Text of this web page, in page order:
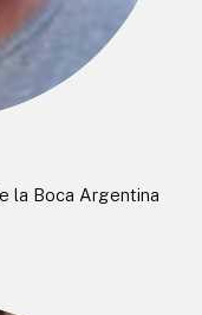
la Boca Argentina